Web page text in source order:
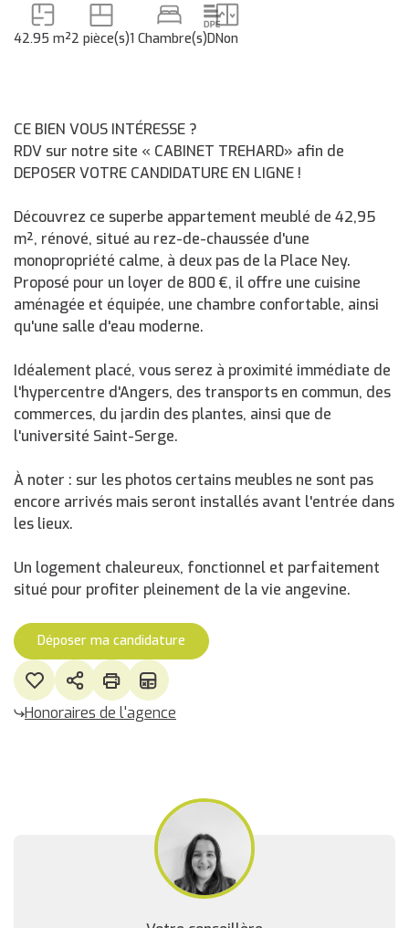
42.95 m²2 pièce(s)1 Chambre(s)DNon
CE BIEN VOUS INTÉRESSE ?
RDV sur notre site « CABINET TREHARD» afin de
DEPOSER VOTRE CANDIDATURE EN LIGNE !
Découvrez ce superbe appartement meublé de 42,95
m², rénové, situé au rez-de-chaussée d'une
monopropriété calme, à deux pas de la Place Ney.
Proposé pour un loyer de 800 €, il offre une cuisine
aménagée et équipée, une chambre confortable, ainsi
qu'une salle d'eau moderne.
Idéalement placé, vous serez à proximité immédiate de
l'hypercentre d'Angers, des transports en commun, des
commerces, du jardin des plantes, ainsi que de
l'université Saint-Serge.
À noter : sur les photos certains meubles ne sont pas
encore arrivés mais seront installés avant l'entrée dans
les lieux.
Un logement chaleureux, fonctionnel et parfaitement
situé pour profiter pleinement de la vie angevine.
Déposer ma candidature
Honoraires de l'agence